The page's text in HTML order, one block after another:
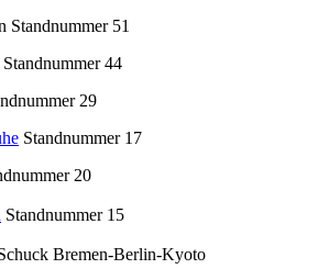
Standnummer 51
Standnummer 44
29
Standnummer 17
20
Standnummer 15
Bremen-Berlin-Kyoto